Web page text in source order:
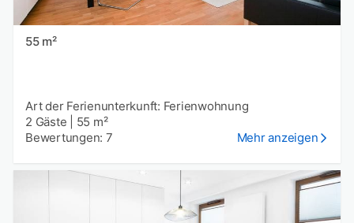
55 m²
Art der Ferienunterkunft: Ferienwohnung
2 Gäste
55 m²
Bewertungen: 7
Mehr anzeigen